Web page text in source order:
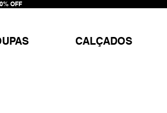
OFF
CALÇADOS